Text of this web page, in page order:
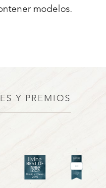
modelos.
Y PREMIOS